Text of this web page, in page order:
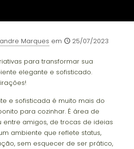
Marques em 25/07/2023
para transformar sua
elegante e sofisticado.
e sofisticada é muito mais do
para cozinhar. É área de
entre amigos, de trocas de ideias
ambiente que reflete status,
sem esquecer de ser prático,